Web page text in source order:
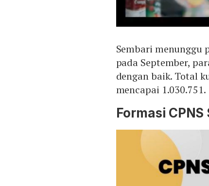
Sembari menunggu
pada September,
dengan baik. Total
mencapai 1.030.751.
Formasi